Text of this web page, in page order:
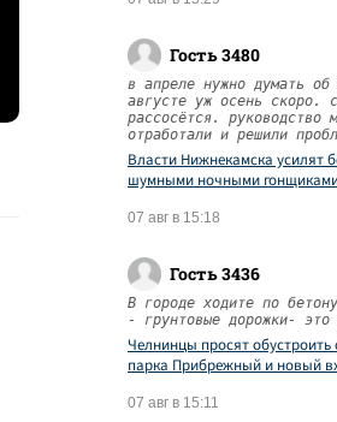
Гость 3480
в апреле нужно думать
августе уж осень скоро.
рассосётся. руководство
отработали и решили
Власти Нижнекамска усилят
шумными ночными
07 авг в 15:18
Гость 3436
В городе ходите по
- грунтовые дорожки-
Челнинцы просят обустроить
парка Прибрежный и новый
07 авг в 15:11